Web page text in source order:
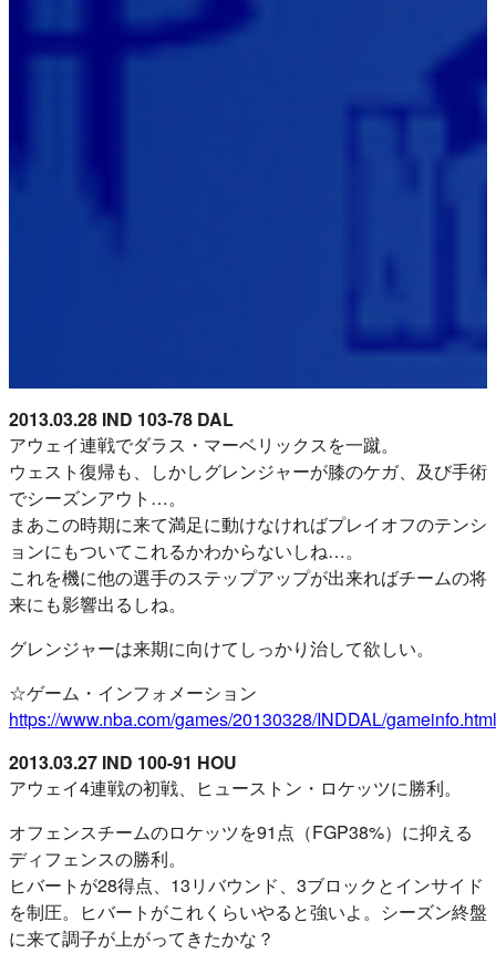
2013.03.28 IND 103-78 DAL
アウェイ連戦でダラス・マーベリックスを一蹴。
ウェスト復帰も、しかしグレンジャーが膝のケガ、及び手術
でシーズンアウト…。
まあこの時期に来て満足に動けなければプレイオフのテンシ
ョンにもついてこれるかわからないしね…。
これを機に他の選手のステップアップが出来ればチームの将
来にも影響出るしね。
グレンジャーは来期に向けてしっかり治して欲しい。
☆ゲーム・インフォメーション
https://www.nba.com/games/20130328/INDDAL/gameinfo.html
2013.03.27 IND 100-91 HOU
アウェイ4連戦の初戦、ヒューストン・ロケッツに勝利。
オフェンスチームのロケッツを91点（FGP38%）に抑える
ディフェンスの勝利。
ヒバートが28得点、13リバウンド、3ブロックとインサイド
を制圧。ヒバートがこれくらいやると強いよ。シーズン終盤
に来て調子が上がってきたかな？